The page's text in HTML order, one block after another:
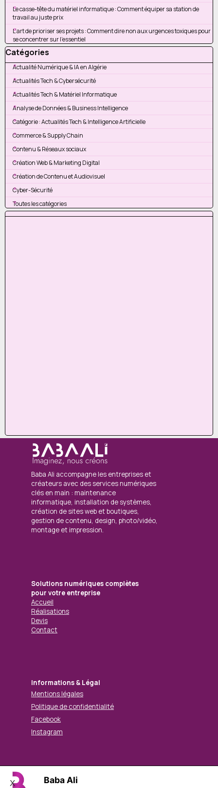
Le casse-tête du matériel informatique : Comment équiper sa station de
travail au juste prix
L'art de prioriser ses projets : Comment dire non aux urgences toxiques pour
se concentrer sur l'essentiel
Sauter le bloc Catégories
Catégories
Actualité Numérique & IA en Algérie
Actualités Tech & Cybersécurité
Actualités Tech & Matériel Informatique
Analyse de Données & Business Intelligence
Catégorie : Actualités Tech & Intelligence Artificielle
Commerce & Supply Chain
Contenu & Réseaux sociaux
Création Web & Marketing Digital
Création de Contenu et Audiovisuel
Cyber-Sécurité
Toutes les catégories
Sauter le bloc
Solutions numériques complètes
pour votre entreprise
Accueil
Réalisations
Devis
Contact
Informations & Légal
Mentions légales
Politique de confidentialité
Facebook
Instagram
Baba Ali accompagne les entreprises et
créateurs avec des services numériques
clés en main : maintenance
informatique, installation de systèmes,
création de sites web et boutiques,
gestion de contenu, design, photo/vidéo,
montage et impression.
© Mohamed BABA ALI. Tous droits réservés.
Baba Ali
X